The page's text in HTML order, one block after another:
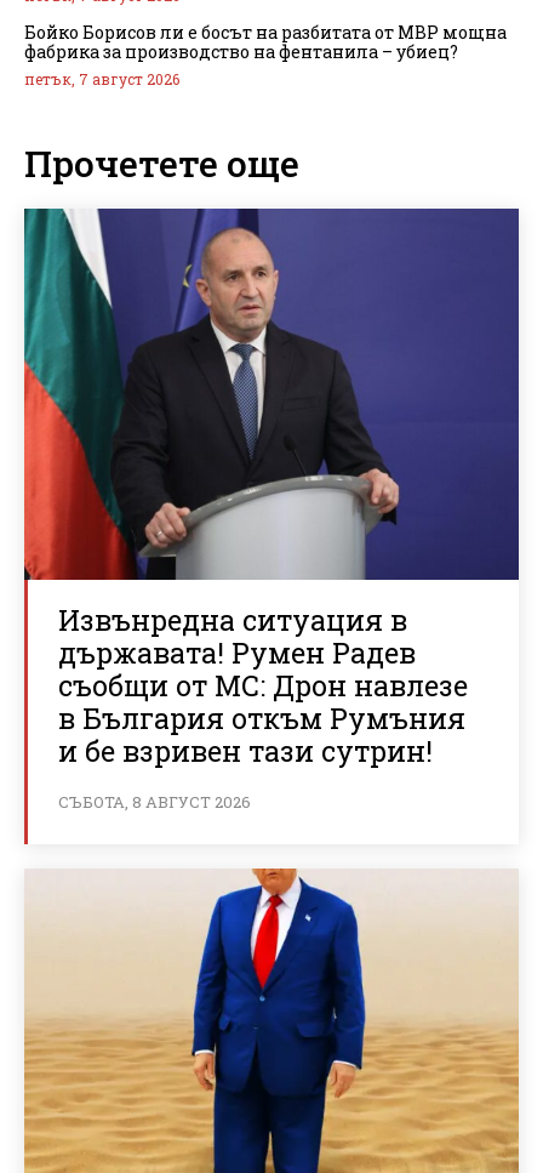
Бойко Борисов ли е босът на разбитата от МВР мощна
фабрика за производство на фентанила – убиец?
петък, 7 август 2026
Прочетете още
Извънредна ситуация в
държавата! Румен Радев
съобщи от МС: Дрон навлезе
в България откъм Румъния
и бе взривен тази сутрин!
СЪБОТА, 8 АВГУСТ 2026